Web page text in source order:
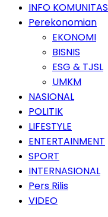
INFO KOMUNITAS
Perekonomian
EKONOMI
BISNIS
ESG & TJSL
UMKM
NASIONAL
POLITIK
LIFESTYLE
ENTERTAINMENT
SPORT
INTERNASIONAL
Pers Rilis
VIDEO